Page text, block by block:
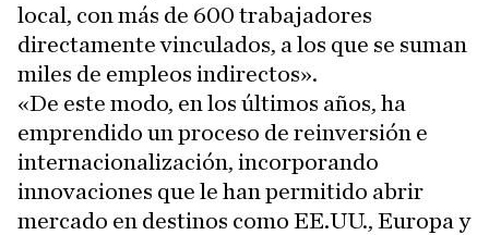
local, con más de 600 trabajadores
directamente vinculados, a los que se suman
miles de empleos indirectos».
«De este modo, en los últimos años, ha
emprendido un proceso de reinversión e
internacionalización, incorporando
innovaciones que le han permitido abrir
mercado en destinos como EE.UU., Europa y